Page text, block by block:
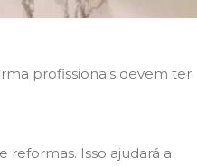
profissionais devem ter
Isso ajudará a